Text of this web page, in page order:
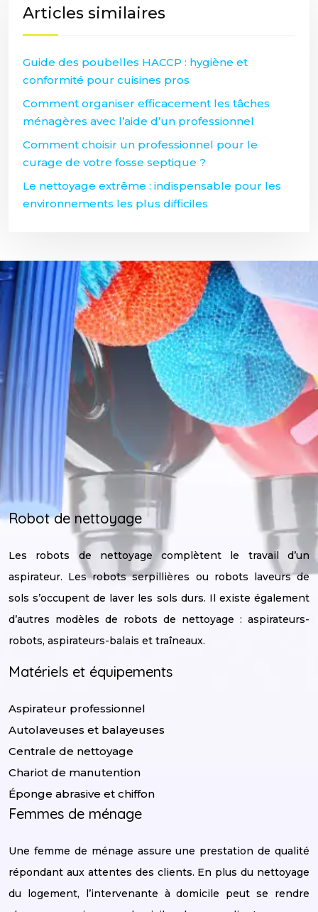
Articles similaires
Guide des poubelles HACCP : hygiène et
conformité pour cuisines pros
Comment organiser efficacement les tâches
ménagères avec l’aide d’un professionnel
Comment choisir un professionnel pour le
curage de votre fosse septique ?
Le nettoyage extrême : indispensable pour les
environnements les plus difficiles
Robot de nettoyage
Les robots de nettoyage complètent le travail d’un
aspirateur. Les robots serpillières ou robots laveurs de
sols s’occupent de laver les sols durs. Il existe également
d’autres modèles de robots de nettoyage : aspirateurs-
robots, aspirateurs-balais et traîneaux.
Matériels et équipements
Aspirateur professionnel
Autolaveuses et balayeuses
Centrale de nettoyage
Chariot de manutention
Éponge abrasive et chiffon
Femmes de ménage
Une femme de ménage assure une prestation de qualité
répondant aux attentes des clients. En plus du nettoyage
du logement, l’intervenante à domicile peut se rendre